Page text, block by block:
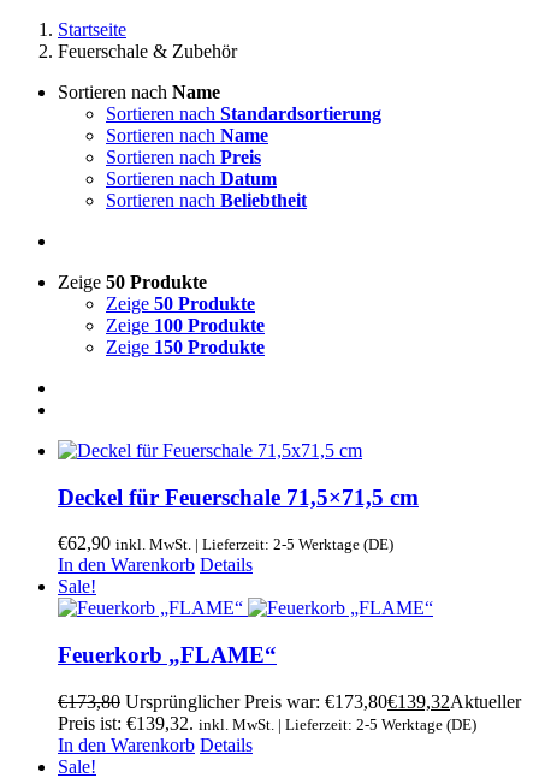
Startseite
Feuerschale & Zubehör
Sortieren nach Name
Sortieren nach Standardsortierung
Sortieren nach Name
Sortieren nach Preis
Sortieren nach Datum
Sortieren nach Beliebtheit
Zeige 50 Produkte
Zeige 50 Produkte
Zeige 100 Produkte
Zeige 150 Produkte
Deckel für Feuerschale 71,5×71,5 cm
€62,90 inkl. MwSt. | Lieferzeit: 2-5 Werktage (DE)
In den Warenkorb Details
Sale!
Feuerkorb „FLAME“
€173,80 Ursprünglicher Preis war: €173,80€139,32Aktueller
Preis ist: €139,32. inkl. MwSt. | Lieferzeit: 2-5 Werktage (DE)
In den Warenkorb Details
Sale!